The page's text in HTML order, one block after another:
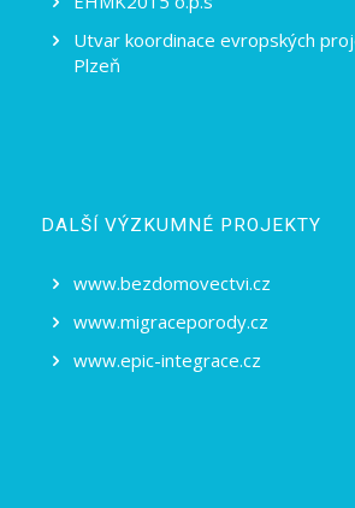
Utvar koordinace evropských
Plzeň
DALŠÍ VÝZKUMNÉ PROJEKTY
www.bezdomovectvi.cz
www.migraceporody.cz
www.epic-integrace.cz